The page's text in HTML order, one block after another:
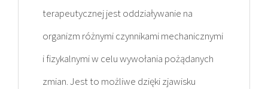
terapeutycznej jest oddziaływanie na
organizm różnymi czynnikami mechanicznymi
i fizykalnymi w celu wywołania pożądanych
zmian. Jest to możliwe dzięki zjawisku